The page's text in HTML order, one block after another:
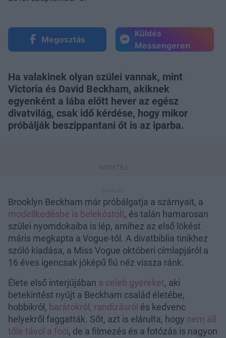
Megosztás
Küldés
Messengeren
Ha valakinek olyan szülei vannak, mint
Victoria és David Beckham, akiknek
egyenként a lába előtt hever az egész
divatvilág, csak idő kérdése, hogy mikor
próbálják beszippantani őt is az iparba.
Brooklyn Beckham már próbálgatja a szárnyait, a
modellkedésbe is belekóstolt, és talán hamarosan
szülei nyomdokaiba is lép, amihez az első lökést
máris megkapta a Vogue-tól. A divatbiblia tinikhez
szóló kiadása, a Miss Vogue októberi címlapjáról a
16 éves igencsak jóképű fiú néz vissza ránk.
Élete első interjújában a celeb gyereket, aki
betekintést nyújt a Beckham család életébe,
hobbikról, barátokról, randizásról és kedvenc
helyekről faggatták. Sőt, azt is elárulta, hogy nem áll
tőle távol a foci, de a filmezés és a fotózás is nagyon